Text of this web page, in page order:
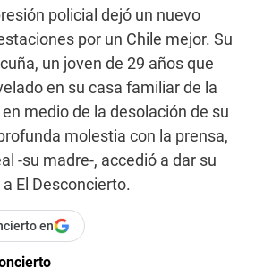
policial dejó un nuevo
por un Chile mejor. Su
un joven de 29 años que
en su casa familiar de la
medio de la desolación de su
molestia con la prensa,
-su madre-, accedió a dar su
El Desconcierto.
en